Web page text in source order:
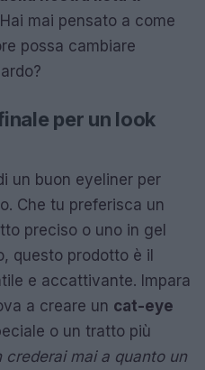
Hai mai pensato a come
possa cambiare
per un look
un buon eyeliner per
Che tu preferisca un
preciso o uno in gel
questo prodotto è il
e accattivante. Impara
a creare un cat-eye
o un tratto più
crederai mai a quanto un